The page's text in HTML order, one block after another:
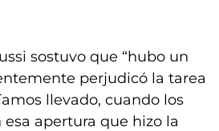
sostuvo que “hubo un
perjudicó la tarea
llevado, cuando los
apertura que hizo la